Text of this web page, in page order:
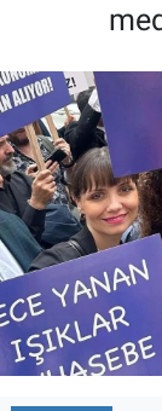
Tüm
Son
Haber